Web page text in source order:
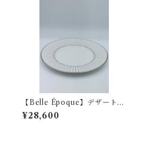
【Belle Époque】デザートプ
レート
¥28,600